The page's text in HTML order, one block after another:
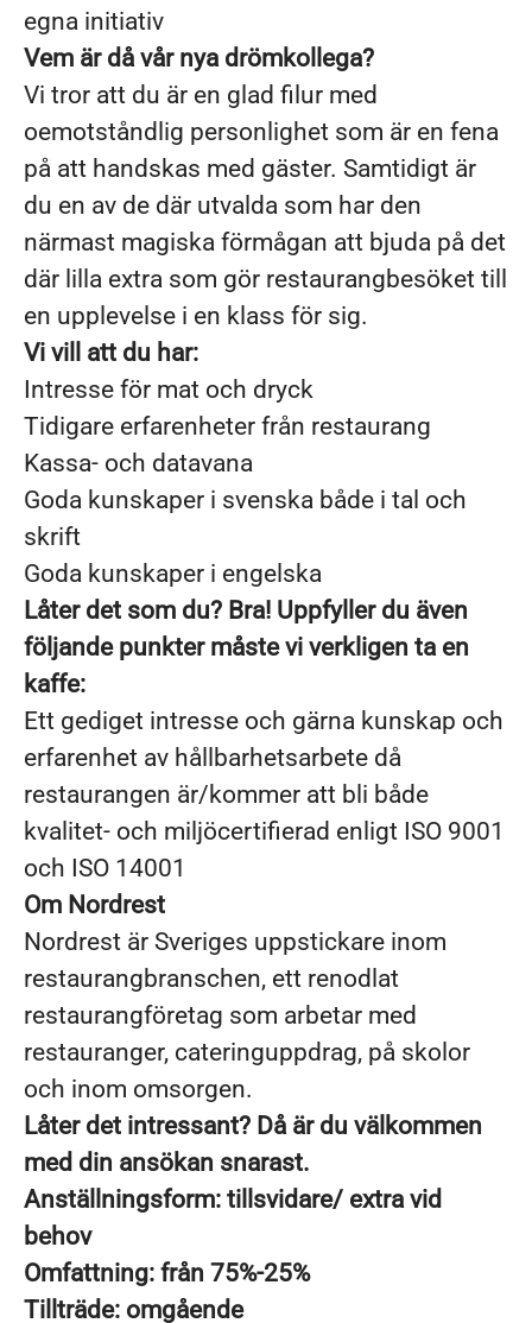
egna initiativ
Vem är då vår nya drömkollega?
Vi tror att du är en glad filur med
oemotståndlig personlighet som är en fena
på att handskas med gäster. Samtidigt är
du en av de där utvalda som har den
närmast magiska förmågan att bjuda på det
där lilla extra som gör restaurangbesöket till
en upplevelse i en klass för sig.
Vi vill att du har:
Intresse för mat och dryck
Tidigare erfarenheter från restaurang
Kassa- och datavana
Goda kunskaper i svenska både i tal och
skrift
Goda kunskaper i engelska
Låter det som du? Bra! Uppfyller du även
följande punkter måste vi verkligen ta en
kaffe:
Ett gediget intresse och gärna kunskap och
erfarenhet av hållbarhetsarbete då
restaurangen är/kommer att bli både
kvalitet- och miljöcertifierad enligt ISO 9001
och ISO 14001
Om Nordrest
Nordrest är Sveriges uppstickare inom
restaurangbranschen, ett renodlat
restaurangföretag som arbetar med
restauranger, cateringuppdrag, på skolor
och inom omsorgen.
Låter det intressant? Då är du välkommen
med din ansökan snarast.
Anställningsform: tillsvidare/ extra vid
behov
Omfattning: från 75%-25%
Tillträde: omgående